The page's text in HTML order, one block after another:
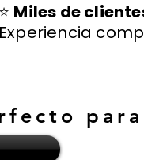
⭐ Miles de
Experiencia